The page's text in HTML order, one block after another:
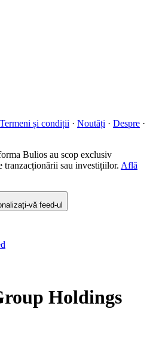
Termeni și condiții · Noutăți · Despre ·
Bulios au scop exclusiv
tranzacționării sau investițiilor. Află
vă feed-ul
Holdings